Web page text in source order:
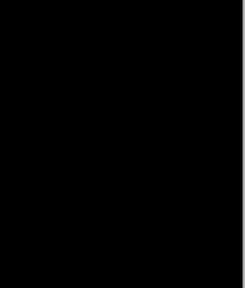
de la Espada
(vol. 2)
de la Espada
8
de Star Wars